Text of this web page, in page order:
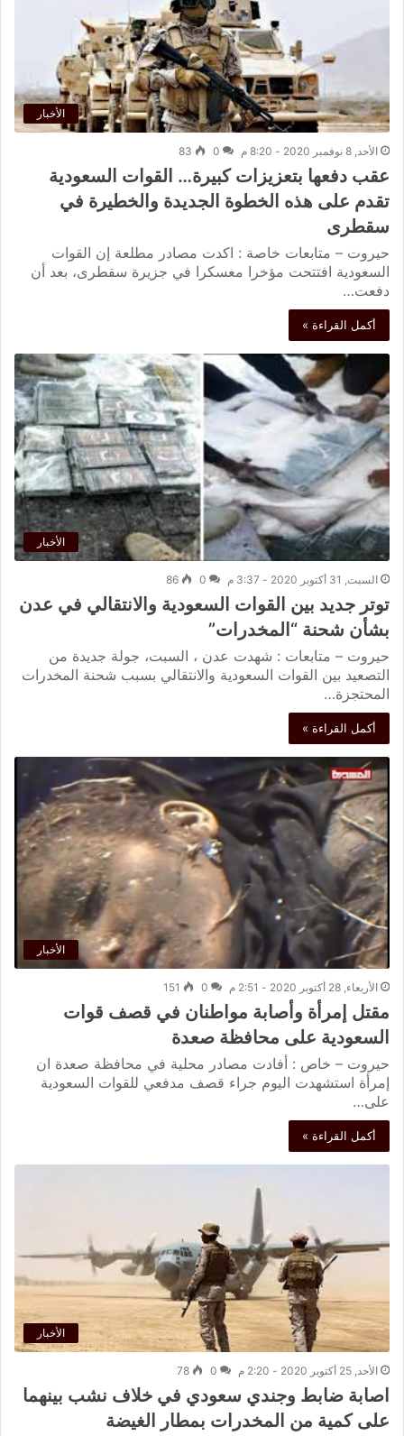
الأخبار
الأحد, 8 نوفمبر 2020 - 8:20 م 0
83
عقب دفعها بتعزيزات كبيرة… القوات السعودية
تقدم على هذه الخطوة الجديدة والخطيرة في
سقطرى
حيروت – متابعات خاصة : اكدت مصادر مطلعة إن القوات
السعودية افتتحت مؤخرا معسكرا في جزيرة سقطرى، بعد أن
دفعت…
أكمل القراءة »
الأخبار
السبت, 31 أكتوبر 2020 - 3:37 م 0
86
توتر جديد بين القوات السعودية والانتقالي في عدن
بشأن شحنة “المخدرات”
حيروت – متابعات : شهدت عدن ، السبت، جولة جديدة من
التصعيد بين القوات السعودية والانتقالي بسبب شحنة المخدرات
المحتجزة…
أكمل القراءة »
الأخبار
الأربعاء, 28 أكتوبر 2020 - 2:51 م 0
151
مقتل إمرأة وأصابة مواطنان في قصف قوات
السعودية على محافظة صعدة
حيروت – خاص : أفادت مصادر محلية في محافظة صعدة ان
إمرأة استشهدت اليوم جراء قصف مدفعي للقوات السعودية
على…
أكمل القراءة »
الأخبار
الأحد, 25 أكتوبر 2020 - 2:20 م 0
78
اصابة ضابط وجندي سعودي في خلاف نشب بينهما
على كمية من المخدرات بمطار الغيضة